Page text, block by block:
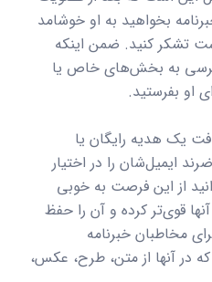
بخواهید به او خوشامد
تشکر کنید. ضمن اینکه
به بخش‌های خاص یا
او بفرستید.
یک هدیه رایگان یا
ایمیل‌شان را در اختیار
از این فرصت به خوبی
آنها قوی‌تر کرده و آن را حفظ
مخاطبان خبرنامه
در آنها از متن، طرح، عکس،